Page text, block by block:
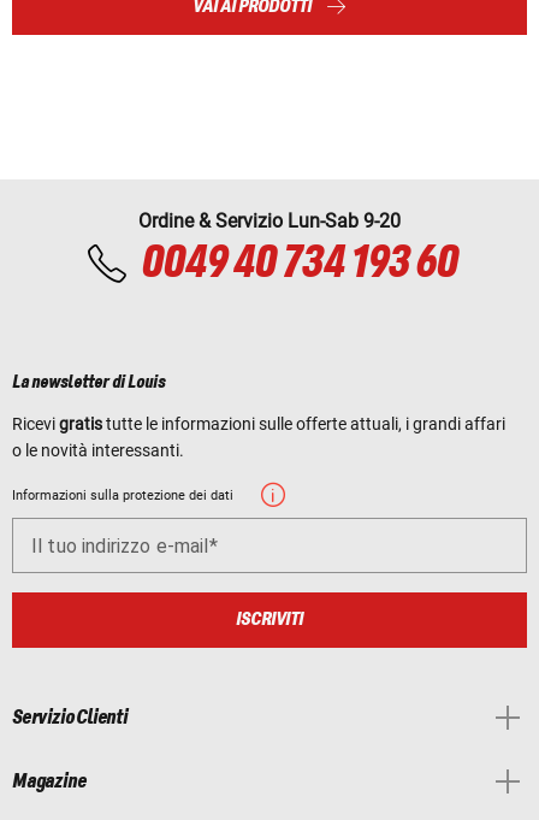
VAI AI PRODOTTI
Ordine & Servizio Lun-Sab 9-20
0049 40 734 193 60
La newsletter di Louis
Ricevigratistutte le informazioni sulle offerte attuali, i grandi affari
o le novità interessanti.
Informazioni sulla protezione dei dati
Il tuo indirizzo e-mail
ISCRIVITI
Servizio Clienti
Magazine